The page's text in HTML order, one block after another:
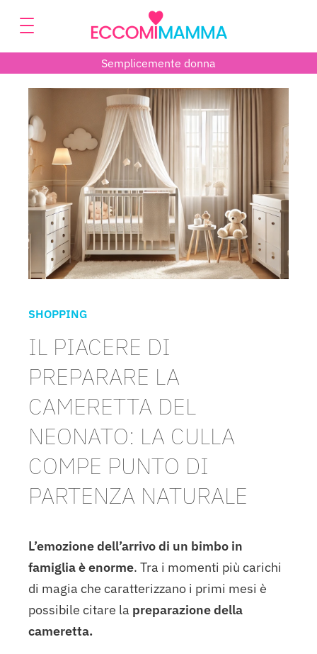
Semplicemente donna
SHOPPING
IL PIACERE DI
PREPARARE LA
CAMERETTA DEL
NEONATO: LA CULLA
COMPE PUNTO DI
PARTENZA NATURALE
L’emozione dell’arrivo di un bimbo in
famiglia è enorme. Tra i momenti più carichi
di magia che caratterizzano i primi mesi è
possibile citare la preparazione della
cameretta.